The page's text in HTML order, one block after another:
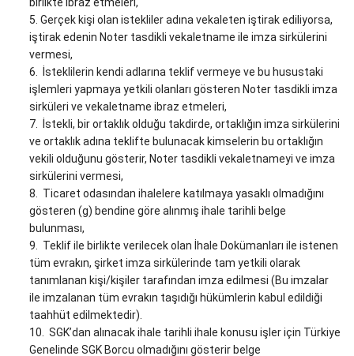
Gerçek kişi olan istekliler adına vekaleten iştirak ediliyorsa,
iştirak edenin Noter tasdikli vekaletname ile imza sirkülerini
vermesi,
İsteklilerin kendi adlarına teklif vermeye ve bu husustaki
işlemleri yapmaya yetkili olanları gösteren Noter tasdikli imza
sirküleri ve vekaletname ibraz etmeleri,
İstekli, bir ortaklık olduğu takdirde, ortaklığın imza sirkülerini
ve ortaklık adına teklifte bulunacak kimselerin bu ortaklığın
vekili olduğunu gösterir, Noter tasdikli vekaletnameyi ve imza
sirkülerini vermesi,
Ticaret odasından ihalelere katılmaya yasaklı olmadığını
gösteren (g) bendine göre alınmış ihale tarihli belge
bulunması,
Teklif ile birlikte verilecek olan İhale Dokümanları ile istenen
tüm evrakın, şirket imza sirkülerinde tam yetkili olarak
tanımlanan kişi/kişiler tarafından imza edilmesi (Bu imzalar
ile imzalanan tüm evrakın taşıdığı hükümlerin kabul edildiği
taahhüt edilmektedir).
SGK’dan alınacak ihale tarihli ihale konusu işler için Türkiye
Genelinde SGK Borcu olmadığını gösterir belge